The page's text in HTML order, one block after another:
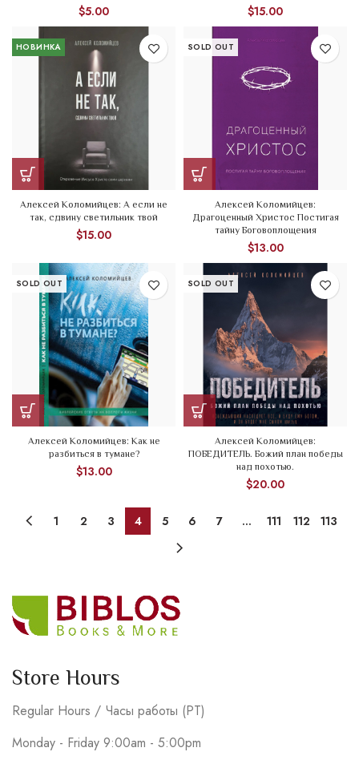
$5.00 $15.00
НОВИНКА
Алексей Коломийцев: А если не
так, сдвину светильник твой
$15.00
SOLD OUT
Алексей Коломийцев:
Драгоценный Христос Постигая
тайну Боговоплощения
$13.00
SOLD OUT
Алексей Коломийцев: Как не
разбиться в тумане?
$13.00
SOLD OUT
Алексей Коломийцев:
ПОБЕДИТЕЛЬ. Божий план победы
над похотью.
$20.00
1 2 3 4 5 6 7 … 111 112 113
Store Hours
Regular Hours / Часы работы (PT)
Monday - Friday 9:00am - 5:00pm